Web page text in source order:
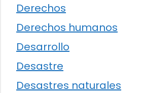
Derechos
Derechos humanos
Desarrollo
Desastre
Desastres naturales